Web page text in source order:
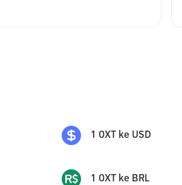
1 OXT ke USD
1 OXT ke BRL